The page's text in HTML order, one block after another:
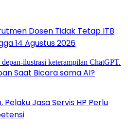
Dosen Tidak Tetap ITB
14 Agustus 2026
Saat Bicara sama AI?
Pelaku Jasa Servis HP Perlu